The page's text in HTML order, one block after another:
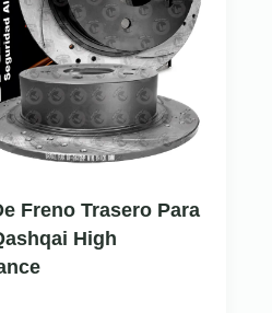
Freno Trasero Para
High